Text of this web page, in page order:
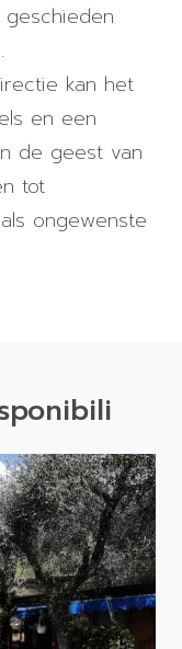
kan het
en een
de geest van
tot
ongewenste